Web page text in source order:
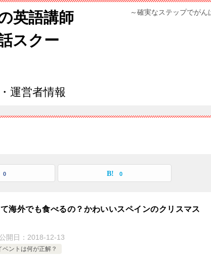
英語講師
スクー
～確実なステップでが
運営者情報
0 0
海外でも食べるの？かわいいスペインのクリスマス
開日： 2018-12-13
ベントは何が正解？